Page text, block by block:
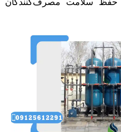
حفظ سلامت مصرف‌کنندگان